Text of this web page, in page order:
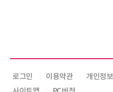
로그인 이용약관 개인정